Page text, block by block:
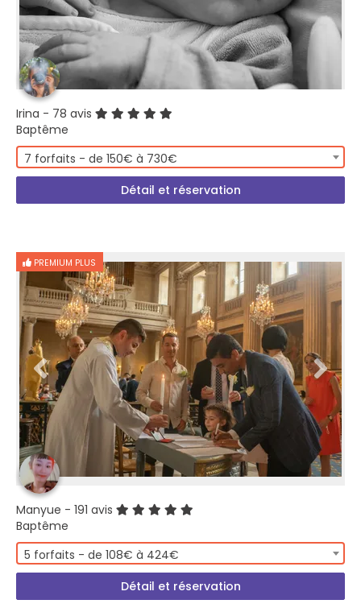
Irina - 78 avis
Baptême
7 forfaits - de 150€ à 730€
Détail et réservation
PREMIUM PLUS
Manyue - 191 avis
Baptême
5 forfaits - de 108€ à 424€
Détail et réservation